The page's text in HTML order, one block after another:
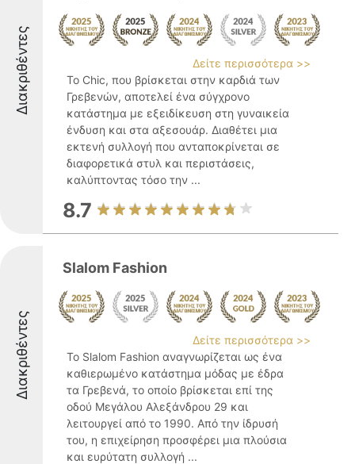
Διακριθέντες
Δείτε περισσότερα >>
Το Chic, που βρίσκεται στην καρδιά των
Γρεβενών, αποτελεί ένα σύγχρονο
κατάστημα με εξειδίκευση στη γυναικεία
ένδυση και στα αξεσουάρ. Διαθέτει μια
εκτενή συλλογή που ανταποκρίνεται σε
διαφορετικά στυλ και περιστάσεις,
καλύπτοντας τόσο την ...
8.7
Διακριθέντες
Slalom Fashion
Δείτε περισσότερα >>
Το Slalom Fashion αναγνωρίζεται ως ένα
καθιερωμένο κατάστημα μόδας με έδρα
τα Γρεβενά, το οποίο βρίσκεται επί της
οδού Μεγάλου Αλεξάνδρου 29 και
λειτουργεί από το 1990. Από την ίδρυσή
του, η επιχείρηση προσφέρει μια πλούσια
και ευρύτατη συλλογή ...